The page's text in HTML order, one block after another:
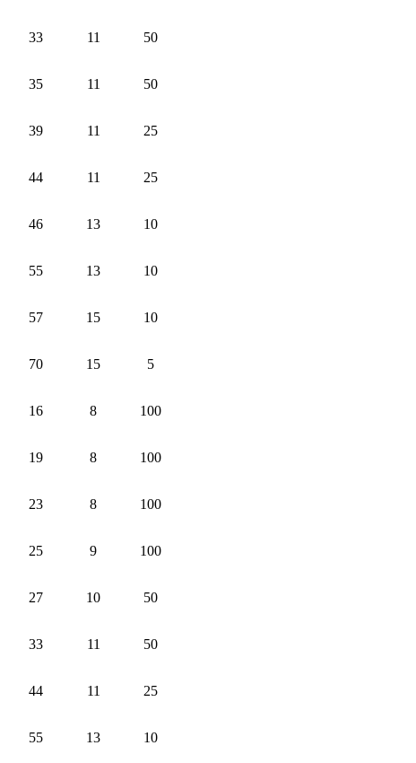
33 11 50
35 11 50
39 11 25
44 11 25
46 13 10
55 13 10
57 15 10
70 15 5
16 8 100
19 8 100
23 8 100
25 9 100
27 10 50
33 11 50
44 11 25
55 13 10